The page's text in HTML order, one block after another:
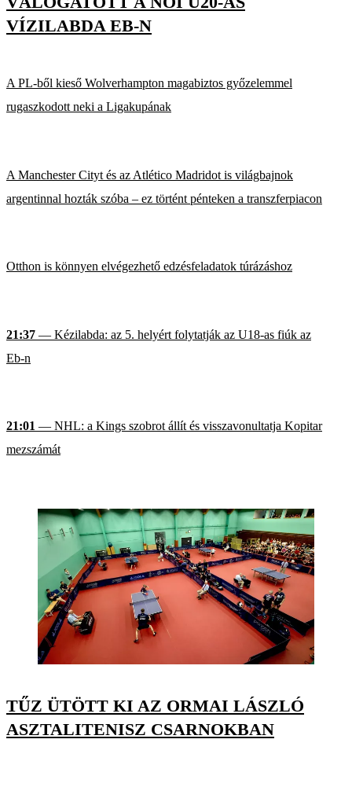
VÍZILABDA EB-N
A PL-ből kieső Wolverhampton magabiztos győzelemmel
rugaszkodott neki a Ligakupának
A Manchester Cityt és az Atlético Madridot is világbajnok
argentinnal hozták szóba – ez történt pénteken a transzferpiacon
Otthon is könnyen elvégezhető edzésfeladatok túrázáshoz
21:37 — Kézilabda: az 5. helyért folytatják az U18-as fiúk az
Eb-n
21:01 — NHL: a Kings szobrot állít és visszavonultatja Kopitar
mezszámát
TŰZ ÜTÖTT KI AZ ORMAI LÁSZLÓ
ASZTALITENISZ CSARNOKBAN